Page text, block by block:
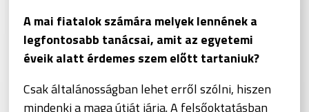
A mai fiatalok számára melyek lennének a
legfontosabb tanácsai, amit az egyetemi
éveik alatt érdemes szem előtt tartaniuk?
Csak általánosságban lehet erről szólni, hiszen
mindenki a maga útját járja. A felsőoktatásban